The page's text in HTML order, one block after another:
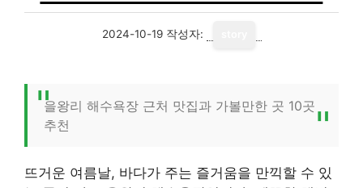
2024-10-19 작성자:
을왕리 해수욕장 근처 맛집과 가볼만한 곳 10곳
추천
뜨거운 여름날, 바다가 주는 즐거움을 만끽할 수 있